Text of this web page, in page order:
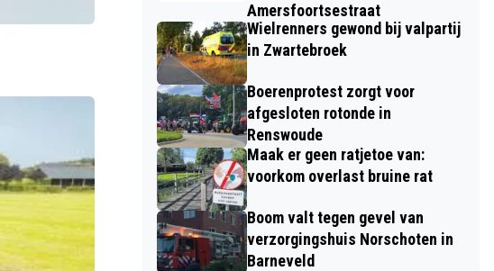
Amersfoortsestraat
Wielrenners gewond bij valpartij
in Zwartebroek
Boerenprotest zorgt voor
afgesloten rotonde in
Renswoude
Maak er geen ratjetoe van:
voorkom overlast bruine rat
Boom valt tegen gevel van
verzorgingshuis Norschoten in
Barneveld